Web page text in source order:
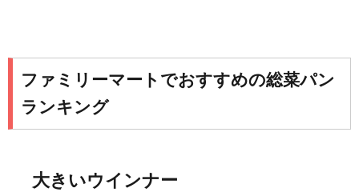
ファミリーマートでおすすめの総菜パン
ランキング
大きいウインナー